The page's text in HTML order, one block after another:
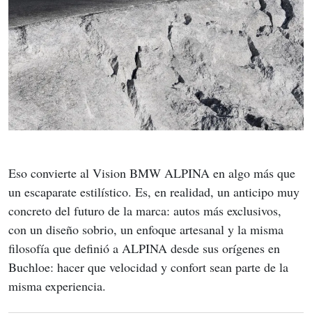
Eso convierte al Vision BMW ALPINA en algo más que
un escaparate estilístico. Es, en realidad, un anticipo muy
concreto del futuro de la marca: autos más exclusivos,
con un diseño sobrio, un enfoque artesanal y la misma
filosofía que definió a ALPINA desde sus orígenes en
Buchloe: hacer que velocidad y confort sean parte de la
misma experiencia.